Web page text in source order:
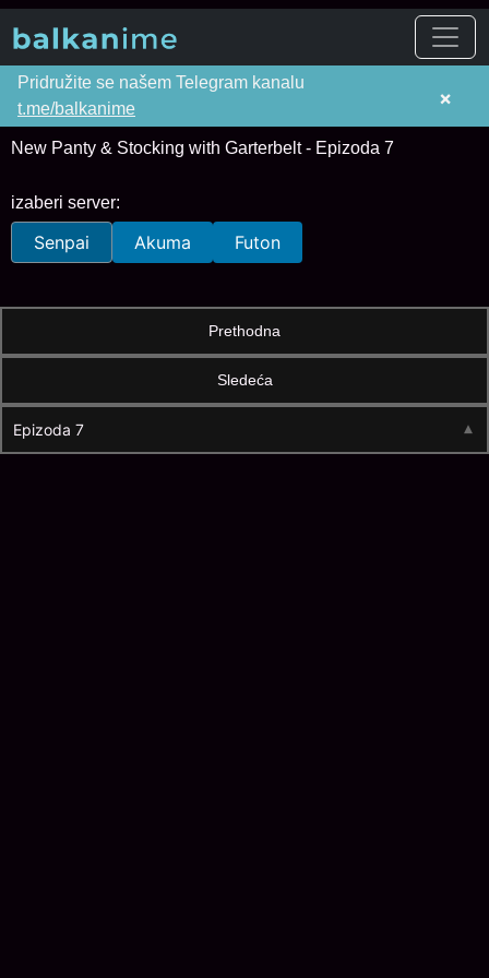
Pridružite se našem Telegram kanalu
t.me/balkanime
×
New Panty & Stocking with Garterbelt - Epizoda 7
izaberi server:
Senpai Akuma Futon
Prethodna
Sledeća